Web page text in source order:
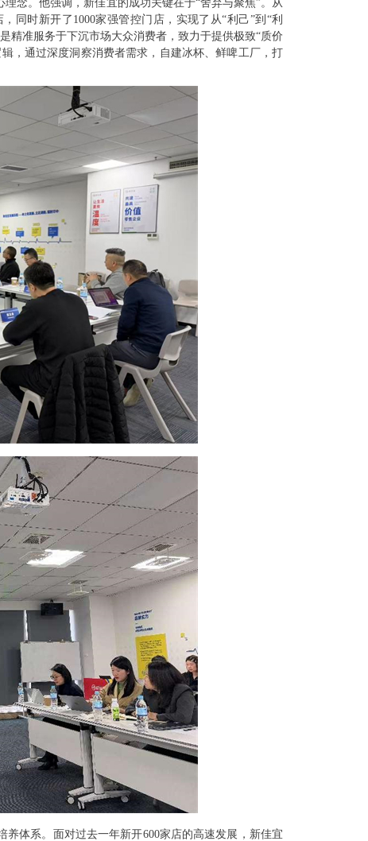
念。他强调，新佳宜的成功关键在于“舍弃与聚焦”。从
同时新开了1000家强管控门店，实现了从“利己”到“利
精准服务于下沉市场大众消费者，致力于提供极致“质价
，通过深度洞察消费者需求，自建冰杯、鲜啤工厂，打
体系。面对过去一年新开600家店的高速发展，新佳宜